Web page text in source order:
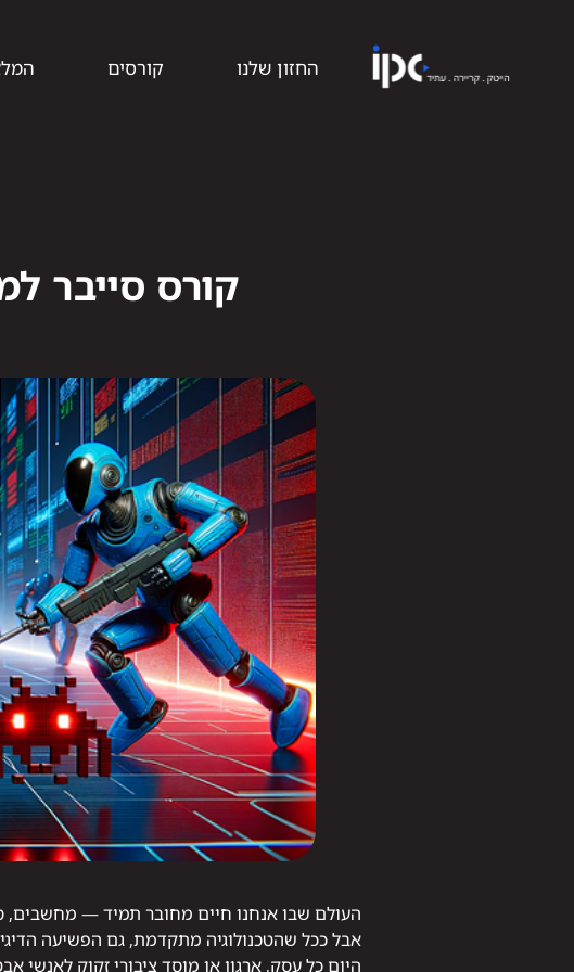
החזון שלנו קורסים
קורס סייבר
העולם שבו אנחנו חיים מחובר תמיד — מחשבים,
אבל ככל שהטכנולוגיה מתקדמת, גם הפשיעה
היום כל עסק, ארגון או מוסד ציבורי זקוק לאנשי